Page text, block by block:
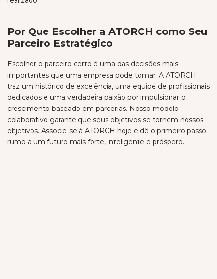
Por Que Escolher a ATORCH como Seu
Parceiro Estratégico
Escolher o parceiro certo é uma das decisões mais
importantes que uma empresa pode tomar. A ATORCH
traz um histórico de excelência, uma equipe de profissionais
dedicados e uma verdadeira paixão por impulsionar o
crescimento baseado em parcerias. Nosso modelo
colaborativo garante que seus objetivos se tornem nossos
objetivos. Associe-se à ATORCH hoje e dê o primeiro passo
rumo a um futuro mais forte, inteligente e próspero.